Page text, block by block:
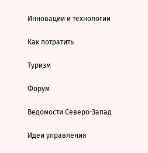
Инновации и технологии
Как потратить
Туризм
Форум
Ведомости Северо-Запад
Идеи управления